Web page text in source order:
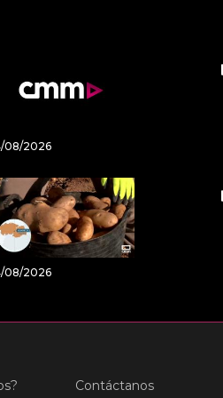
08/2026
08/2026
Contáctanos